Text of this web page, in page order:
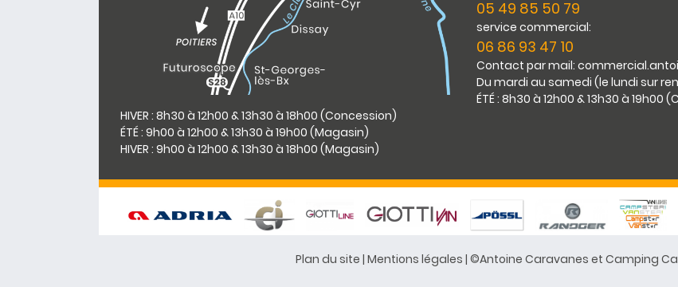
05 49 85 50 79
service commercial:
06 86 93 47 10
Contact par mail:
Du mardi au samedi (le lundi sur
ÉTÉ : 8h30 à 12h00 & 13h30 à 19h00
HIVER : 8h30 à 12h00 & 13h30 à 18h00 (Concession)
ÉTÉ : 9h00 à 12h00 & 13h30 à 19h00 (Magasin)
HIVER : 9h00 à 12h00 & 13h30 à 18h00 (Magasin)
Plan du site | Mentions légales | ©Antoine Caravanes et Camping